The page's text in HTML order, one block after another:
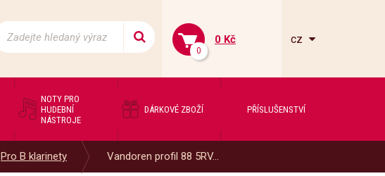
0
0 Kč cz
NOTY PRO
HUDEBNÍ
NÁSTROJE
DÁRKOVÉ ZBOŽÍ PŘÍSLUŠENSTVÍ
Pro B klarinety Vandoren profil 88 5RV...